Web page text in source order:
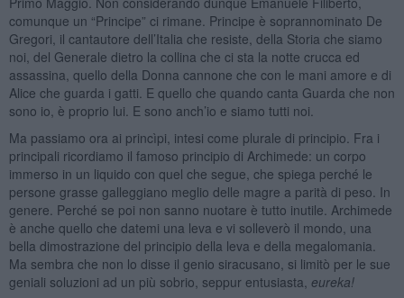
comunque un “Principe” ci rimane. Principe è soprannominato De
Gregori, il cantautore dell’Italia che resiste, della Storia che siamo
noi, del Generale dietro la collina che ci sta la notte crucca ed
assassina, quello della Donna cannone che con le mani amore e di
Alice che guarda i gatti. E quello che quando canta Guarda che non
sono io, è proprio lui. E sono anch’io e siamo tutti noi.
Ma passiamo ora ai princìpi, intesi come plurale di principio. Fra i
principali ricordiamo il famoso principio di Archimede: un corpo
immerso in un liquido con quel che segue, che spiega perché le
persone grasse galleggiano meglio delle magre a parità di peso. In
genere. Perché se poi non sanno nuotare è tutto inutile. Archimede
è anche quello che datemi una leva e vi solleverò il mondo, una
bella dimostrazione del principio della leva e della megalomania.
Ma sembra che non lo disse il genio siracusano, si limitò per le sue
geniali soluzioni ad un più sobrio, seppur entusiasta, eureka!